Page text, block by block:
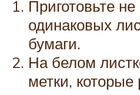
Приготовьте
одинаковых
бумаги.
На белом
метки, которые